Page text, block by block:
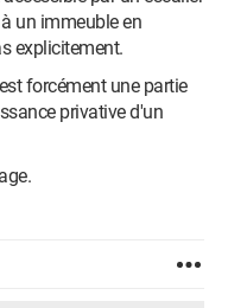
un immeuble en
explicitement.
forcément une partie
privative d'un